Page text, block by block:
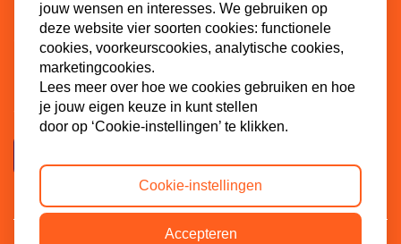
Contact
Dinkel 7
3086 HB Rotterdam
jouw wensen en interesses. We gebruiken op
deze website vier soorten cookies: functionele
cookies, voorkeurscookies, analytische cookies,
marketingcookies.
Lees meer over hoe we cookies gebruiken en hoe
je jouw eigen keuze in kunt stellen
door op ‘Cookie-instellingen’ te klikken.
Cookie-instellingen
Accepteren